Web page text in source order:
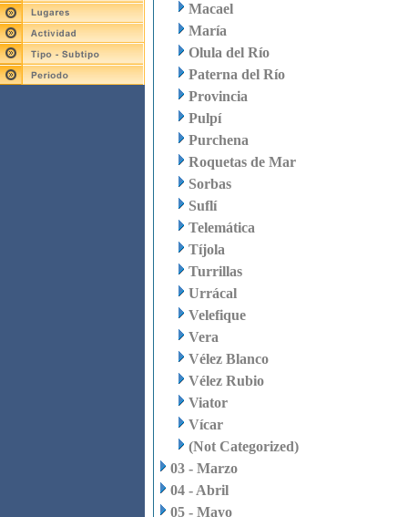
Macael
María
Olula del Río
Paterna del Río
Provincia
Pulpí
Purchena
Roquetas de Mar
Sorbas
Suflí
Telemática
Tíjola
Turrillas
Urrácal
Velefique
Vera
Vélez Blanco
Vélez Rubio
Viator
Vícar
(Not Categorized)
03 - Marzo
04 - Abril
05 - Mayo